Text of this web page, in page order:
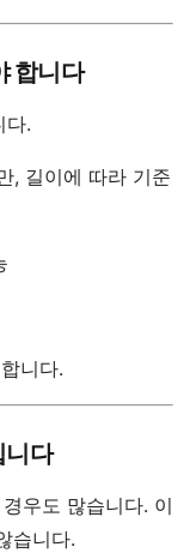
합니다
다.
, 길이에 따라 기준
니다.
니다
우도 많습니다. 이
습니다.